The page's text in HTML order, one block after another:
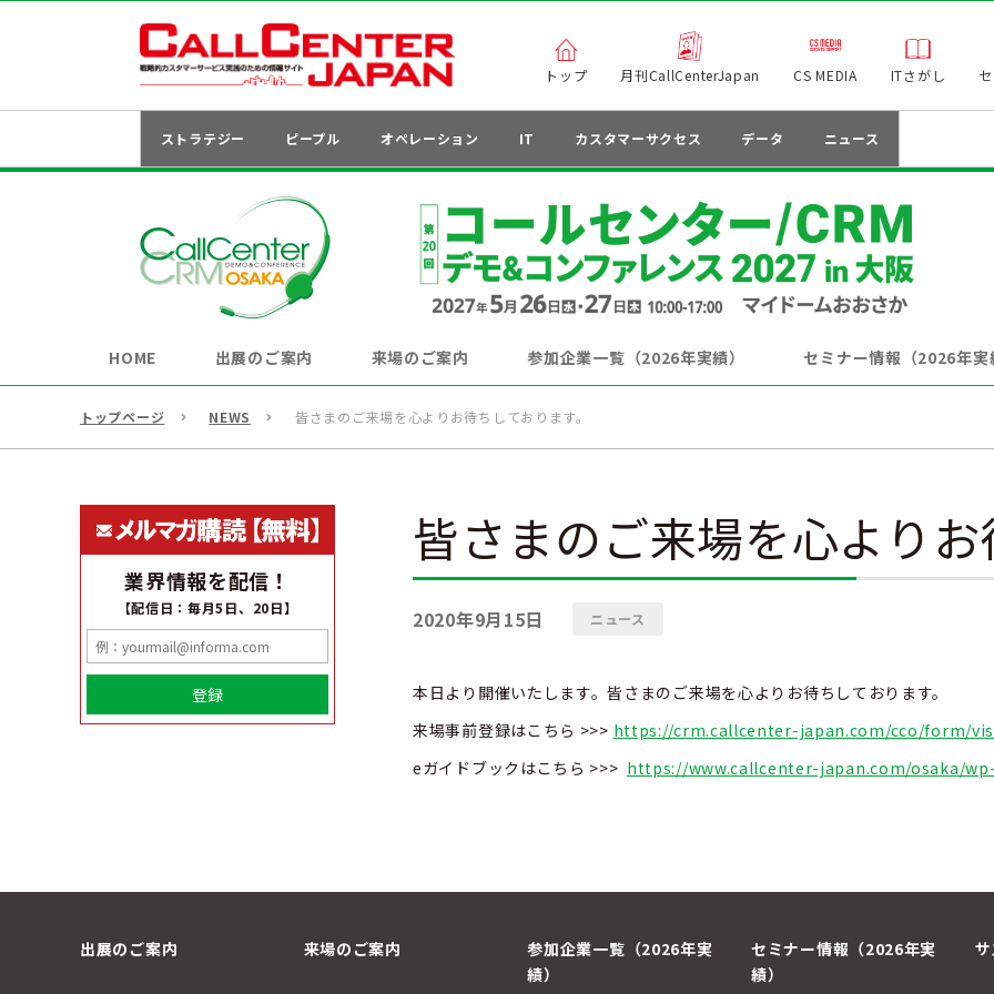
トップ 月刊CallCenterJapan CS MEDIA ITさがし
ストラテジー ピープル オペレーション IT カスタマーサクセス データ ニュース
HOME 出展のご案内 来場のご案内 参加企業一覧（2026年実績） セミナー情報（2026年実
トップページ NEWS 皆さまのご来場を心よりお待ちしております。
皆さまのご来場を心より
2020年9月15日 ニュース
本日より開催いたします。皆さまのご来場を心よりお待ちしております。
来場事前登録はこちら >>> https://crm.callcenter-japan.com/cco/form/
eガイドブックはこちら >>> https://www.callcenter-japan.com/osaka/
業界情報を配信！
【配信日：毎月5日、20日】
登録
出展のご案内 来場のご案内
参加企業一覧（2026年実
績）
セミナー情報（2026年実
績）